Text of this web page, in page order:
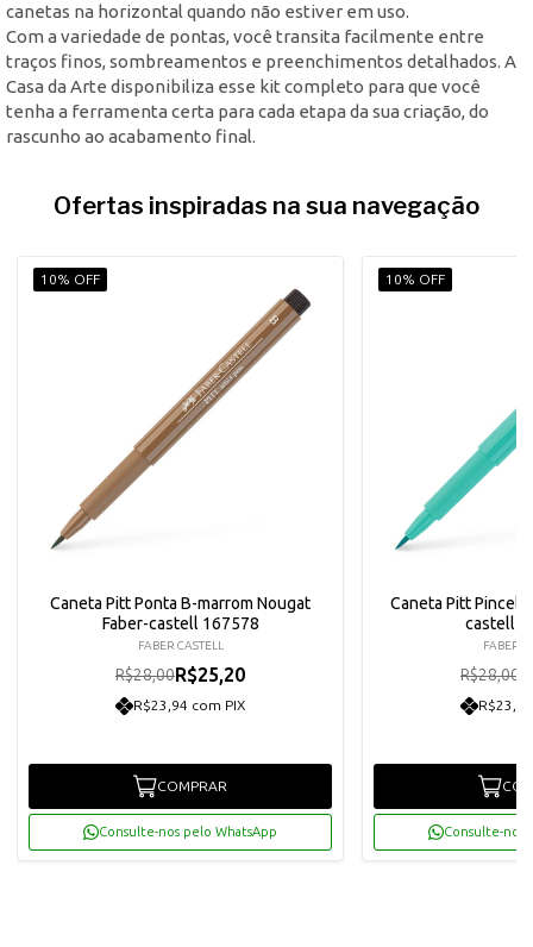
canetas na horizontal quando não estiver em uso.
Com a variedade de pontas, você transita facilmente entre
traços finos, sombreamentos e preenchimentos detalhados. A
Casa da Arte disponibiliza esse kit completo para que você
tenha a ferramenta certa para cada etapa da sua criação, do
rascunho ao acabamento final.
Ofertas inspiradas na sua navegação
10% OFF
Caneta Pitt Ponta B-marrom Nougat
Faber-castell 167578
FABER CASTELL
R$28,00R$25,20
R$23,94 com PIX
COMPRAR
Consulte-nos pelo WhatsApp
10% OFF
Caneta Pitt Pincel
castell
FABER
R$28,00
Consulte-nos